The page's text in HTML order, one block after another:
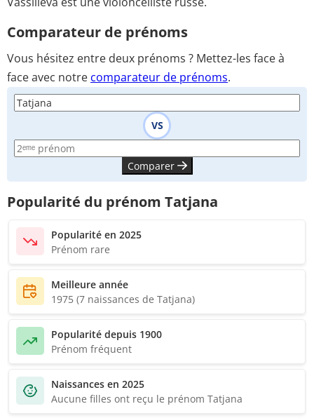
Comparateur de prénoms
Vous hésitez entre deux prénoms ? Mettez-les face à
face avec notre comparateur de prénoms.
VS
Comparer
Popularité du prénom Tatjana
Popularité en 2025
Prénom rare
Meilleure année
1975 (7 naissances de Tatjana)
Popularité depuis 1900
Prénom fréquent
Naissances en 2025
Aucune filles ont reçu le prénom Tatjana